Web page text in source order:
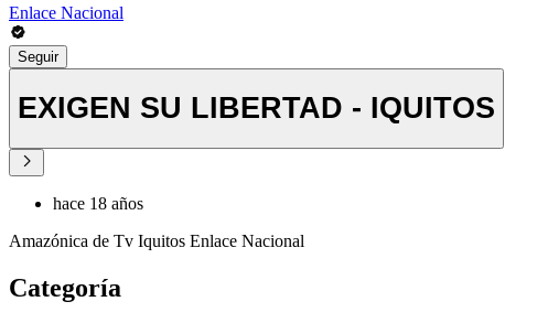
Enlace Nacional
Seguir
EXIGEN SU LIBERTAD - IQUITOS
hace 18 años
Amazónica de Tv Iquitos Enlace Nacional
Categoría